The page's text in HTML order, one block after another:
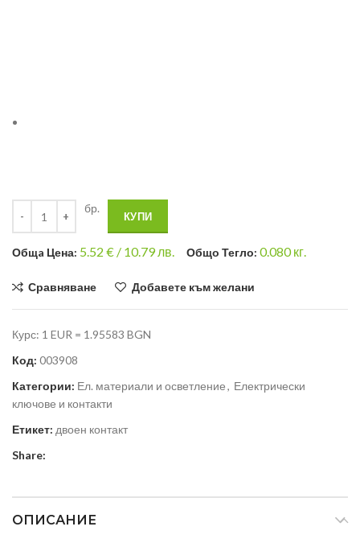
бр.
КУПИ
Общa Цена: 5.52 € / 10.79 лв. Общо Тегло: 0.080кг.
Сравняване Добавете към желани
Курс: 1 EUR = 1.95583 BGN
Код: 003908
Категории: Ел. материали и осветление, Електрически
ключове и контакти
Етикет: двоен контакт
Share:
ОПИСАНИЕ